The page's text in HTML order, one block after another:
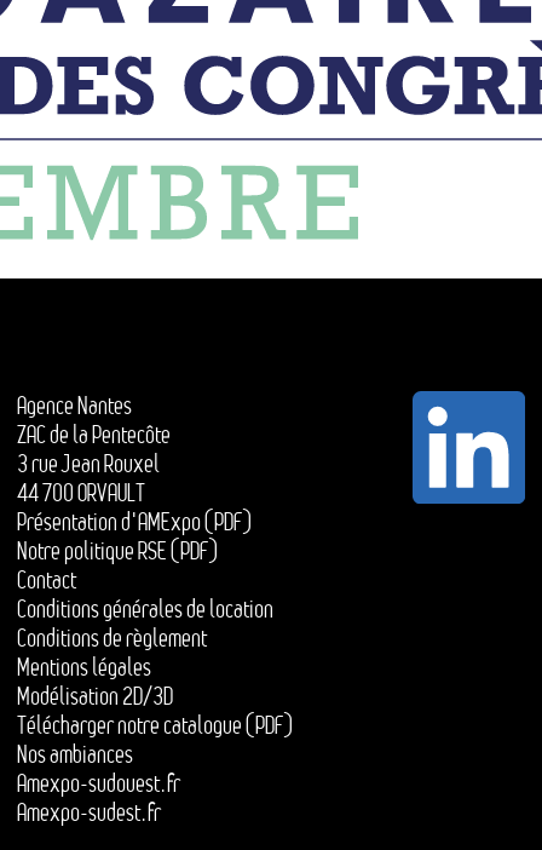
Agence Nantes
ZAC de la Pentecôte
3 rue Jean Rouxel
44 700 ORVAULT
Présentation d'AMExpo (PDF)
Notre politique RSE (PDF)
Contact
Conditions générales de location
Conditions de règlement
Mentions légales
Modélisation 2D/3D
Télécharger notre catalogue (PDF)
Nos ambiances
Amexpo-sudouest.fr
Amexpo-sudest.fr